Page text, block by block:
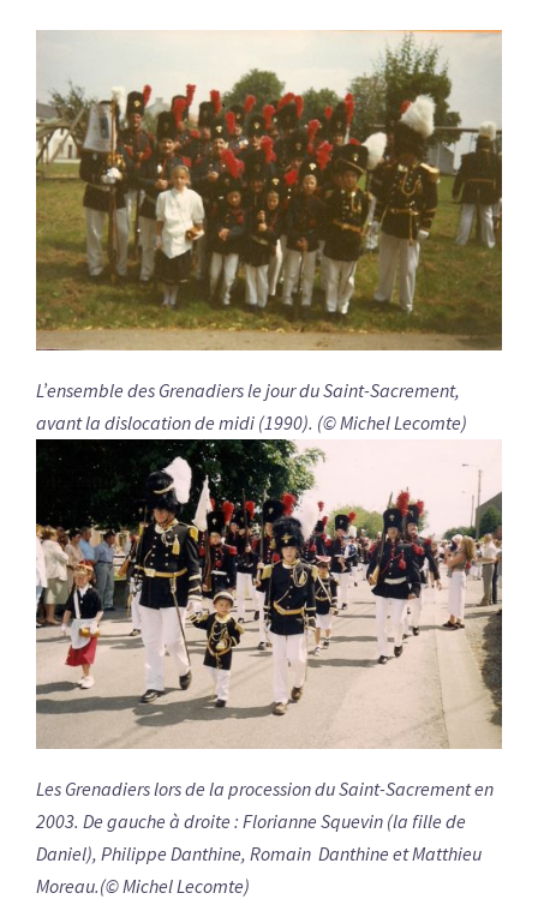
L’ensemble des Grenadiers le jour du Saint-Sacrement,
avant la dislocation de midi (1990). (© Michel Lecomte)
Les Grenadiers lors de la procession du Saint-Sacrement en
2003. De gauche à droite : Florianne Squevin (la fille de
Daniel), Philippe Danthine, Romain Danthine et Matthieu
Moreau.(© Michel Lecomte)